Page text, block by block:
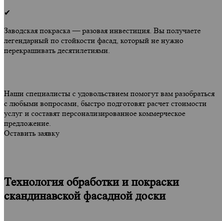
✔
Заводская покраска — разовая инвестиция. Вы получаете
легендарный по стойкости фасад, который не нужно
перекрашивать десятилетиями.
Наши специалисты с удовольствием помогут вам разобраться
с любыми вопросами, быстро подготовят расчет стоимости
услуг и составят персонализированное коммерческое
предложение.
Оставить заявку
Технология обработки и покраски
скандинавской фасадной доски